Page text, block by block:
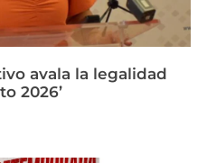
avala la legalidad
2026’